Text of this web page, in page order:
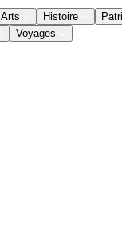
Arts Histoire
Voyages